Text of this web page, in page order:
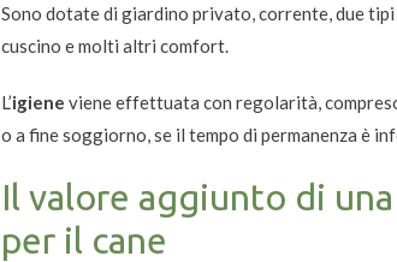
Sono dotate di giardino privato, corrente, due
cuscino e molti altri comfort.
L’igiene viene effettuata con regolarità,
o a fine soggiorno, se il tempo di permanenza è
Il valore aggiunto di
per il cane